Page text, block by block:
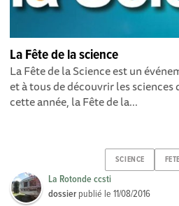
La Fête de la science
La Fête de la Science est un
et à tous de découvrir les
cette année, la Fête de la...
SCIENCE FETE
La Rotonde ccsti
dossier publié le11/08/2016